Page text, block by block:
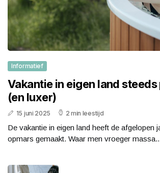
Informatief
Vakantie in eigen land
(en luxer)
15 juni 2025 2 min leestijd
De vakantie in eigen land heeft de afgelopen
opmars gemaakt. Waar men vroeger